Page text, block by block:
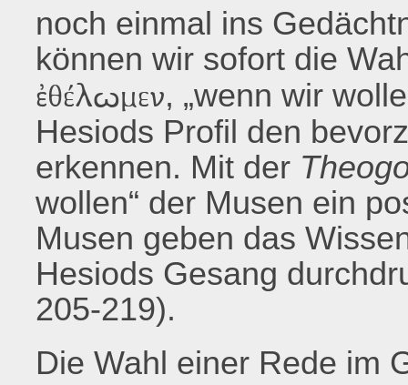
noch einmal ins
können wir sofort die
ἐθέλωμεν, „wenn wir
Hesiods Profil den
erkennen. Mit der
wollen“ der Musen ein
Musen geben das
Hesiods Gesang
205-219).
Die Wahl einer Rede im